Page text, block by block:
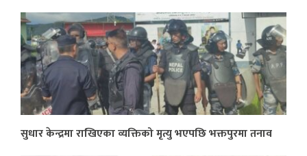
सुधार केन्द्रमा राखिएका व्यक्तिको मृत्यु भएपछि भक्तपुरमा तनाव